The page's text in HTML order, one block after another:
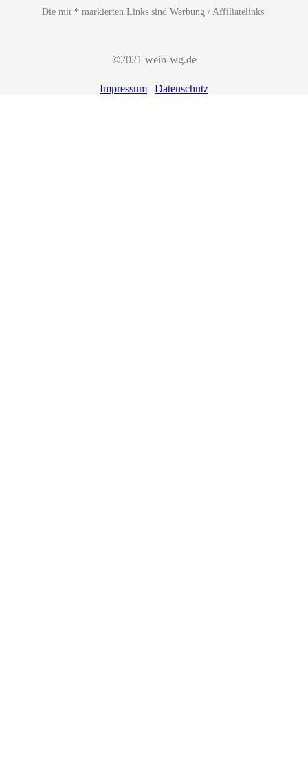
Die mit * markierten Links sind Werbung / Affiliatelinks.
©2021 wein-wg.de
Impressum | Datenschutz